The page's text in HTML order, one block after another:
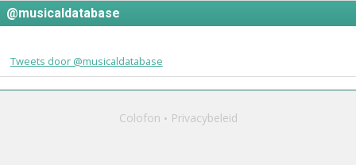
@musicaldatabase
Tweets door @musicaldatabase
Colofon Privacybeleid